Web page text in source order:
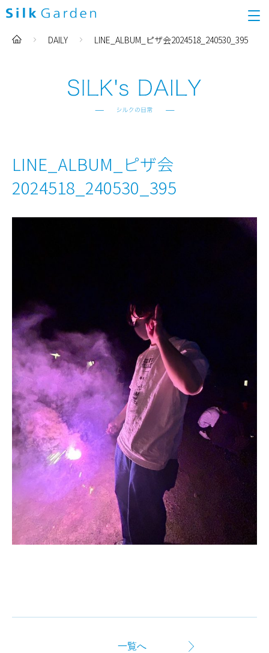
DAILY LINE_ALBUM_ピザ会2024518_240530_395
LINE_ALBUM_ピザ会
2024518_240530_395
一覧へ